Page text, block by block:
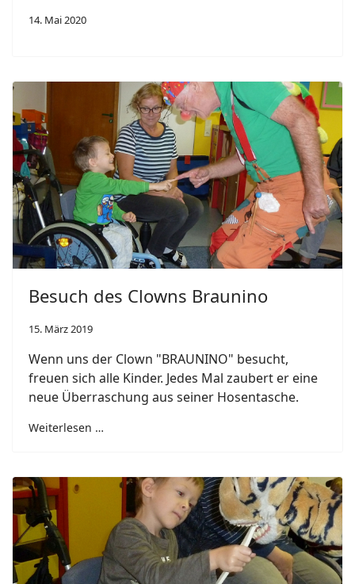
14. Mai 2020
Besuch des Clowns Braunino
15. März 2019
Wenn uns der Clown "BRAUNINO" besucht,
freuen sich alle Kinder. Jedes Mal zaubert er eine
neue Überraschung aus seiner Hosentasche.
Weiterlesen …